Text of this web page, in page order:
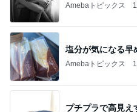
Amebaトピックス
塩分が気になる早
Amebaトピックス
プチプラで高見え